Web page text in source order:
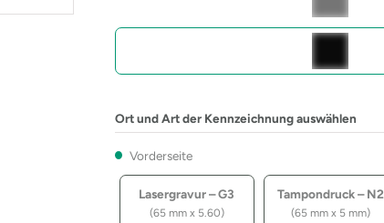
Ort und Art der Kennzeichnung auswählen
Vorderseite
Lasergravur – G3
(65 mm x 5.60)
Tampondruck – N2
(65 mm x 5 mm)